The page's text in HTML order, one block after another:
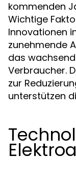
kommenden
Wichtige
Innovationen
zunehmende
das
Verbraucher.
zur
unterstützen